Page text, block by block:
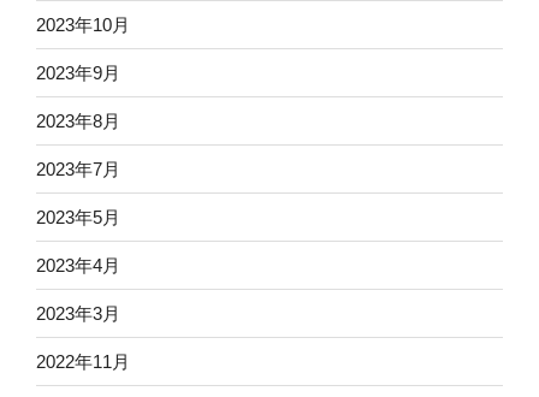
2023年10月
2023年9月
2023年8月
2023年7月
2023年5月
2023年4月
2023年3月
2022年11月